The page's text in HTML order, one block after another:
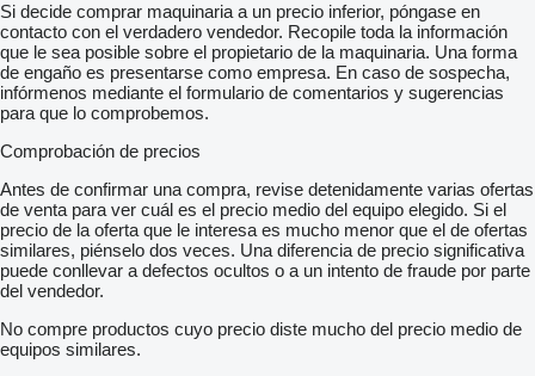
Si decide comprar maquinaria a un precio inferior, póngase en
contacto con el verdadero vendedor. Recopile toda la información
que le sea posible sobre el propietario de la maquinaria. Una forma
de engaño es presentarse como empresa. En caso de sospecha,
infórmenos mediante el formulario de comentarios y sugerencias
para que lo comprobemos.
Comprobación de precios
Antes de confirmar una compra, revise detenidamente varias ofertas
de venta para ver cuál es el precio medio del equipo elegido. Si el
precio de la oferta que le interesa es mucho menor que el de ofertas
similares, piénselo dos veces. Una diferencia de precio significativa
puede conllevar a defectos ocultos o a un intento de fraude por parte
del vendedor.
No compre productos cuyo precio diste mucho del precio medio de
equipos similares.